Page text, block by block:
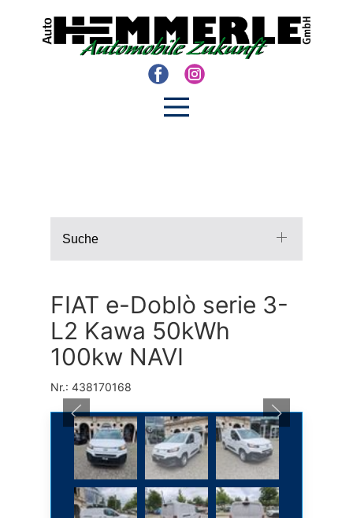
Suche
FIAT e-Doblò serie 3-
L2 Kawa 50kWh
100kw NAVI
Nr.: 438170168